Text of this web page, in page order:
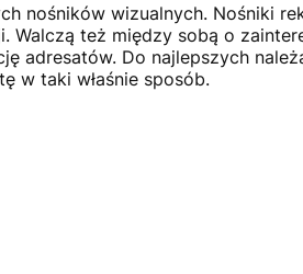
nośników wizualnych. Nośniki
też między sobą o
adresatów. Do najlepszych
w taki właśnie sposób.